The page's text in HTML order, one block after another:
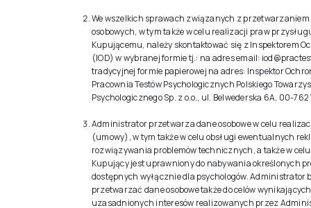
We wszelkich sprawach związanych z
osobowych, w tym także w celu realizacji praw
Kupującemu, należy skontaktować się z Inspektorem
(IOD) w wybranej formie tj.: na adres email:
tradycyjnej formie papierowej na adres: Inspektor
Pracownia Testów Psychologicznych Polskiego
Psychologicznego Sp. z o.o., ul. Belwederska 6A, 00-
Administrator przetwarza dane osobowe w celu
(umowy), w tym także w celu obsługi ewentualnych
rozwiązywania problemów technicznych, a także w
Kupujący jest uprawniony do nabywania określonych
dostępnych wyłącznie dla psychologów. Administrator
przetwarzać dane osobowe także do celów
uzasadnionych interesów realizowanych przez